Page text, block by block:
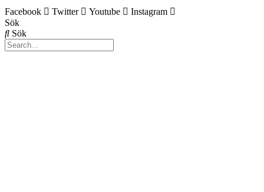
Facebook Twitter Youtube
Instagram
Sök
Sök